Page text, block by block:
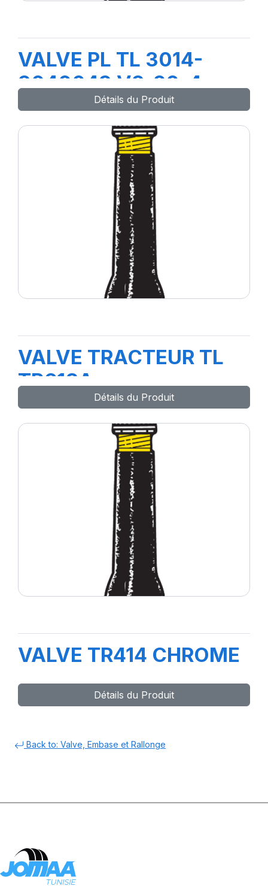
VALVE PL TL 3014-
3040043 V3-20-4
Détails du Produit
VALVE TRACTEUR TL
TR618A
Détails du Produit
VALVE TR414 CHROME
Détails du Produit
Back to: Valve, Embase et Rallonge